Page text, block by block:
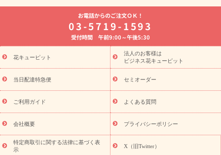
よく贈られる花
お祝いの花特集
誕生日フラワーギフト特集
8月の誕生花(トルコキキョウ)
開店・開業祝い
お供え・お悔やみ お供え・お悔やみの花
通夜・葬儀に贈る花 胡蝶蘭・花鉢
ーブドフラワー
季節のイベント
ひまわり ギフト・プレゼント
特集
お盆 花（新盆・初盆） 季節のイベント
お盆 花（新
盆・初盆）
お盆 花（新盆・初盆）
お盆・お供え 花とセットギ
フト
お盆・お供え プリザーブドフラワー
ひまわり ギフト・プ
レゼント特集
夏の花贈り・お中元・暑中見舞い 花のギフト特集
敬老の日におくる花ギフト・プレゼント特集
花ギフト・プレゼント特集
敬老の日 花のおすすめランキング
敬
老の日 花鉢植えのギフト・プレゼント特集
敬老の日 花とセットギ
フト・プレゼント特集
敬老の日の花 全てのギフト一覧
キャン
ペーン
「きょう誕生日なんです」キャンペーン
お電話からのご注文ＯＫ！
03-5719-1593
受付時間 午前9:00～午後5:30
花キューピット
法人のお客様は
ビジネス花キューピット
当日配達特急便 セミオーダー
ご利用ガイド よくある質問
会社概要 プライバシーポリシー
特定商取引に関する法律に基づく表
示
X（旧Twitter）